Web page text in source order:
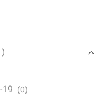
(0)